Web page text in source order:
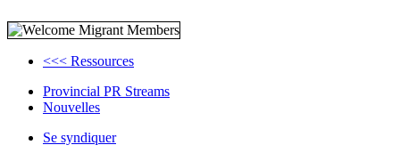
<<< Ressources
Provincial PR Streams
Nouvelles
Se syndiquer